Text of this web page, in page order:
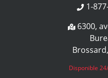
1-
6300,
Disponible